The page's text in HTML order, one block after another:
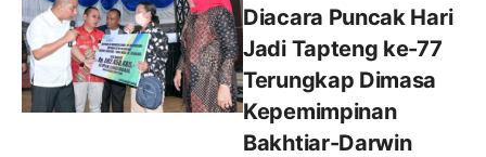
Diacara Puncak Hari
Jadi Tapteng ke-77
Terungkap Dimasa
Kepemimpinan
Bakhtiar-Darwin